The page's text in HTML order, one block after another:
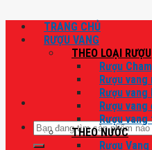
Tìm
kiếm:
TRANG CHỦ
RƯỢU VANG
THEO LOẠI RƯỢU
Rượu
Rượu vang
Rượu vang
Rượu vang
Rượu vang
THEO NƯỚC
Rượu Vang